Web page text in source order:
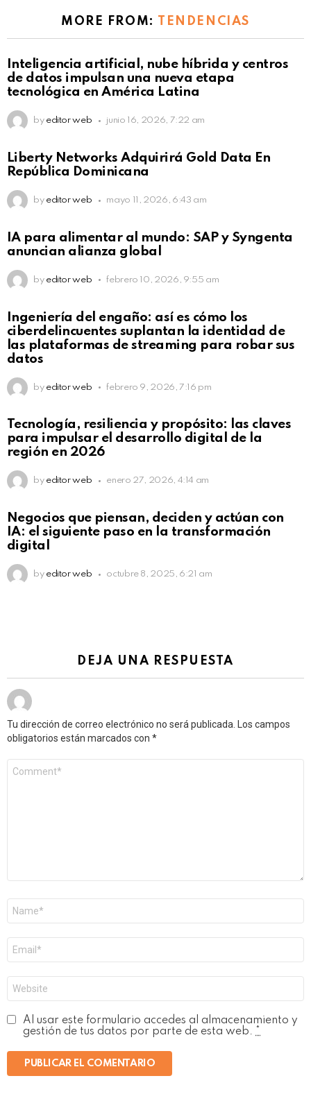
MORE FROM: TENDENCIAS
Not Safe For Work
Click to view this post
Inteligencia artificial, nube híbrida y centros
de datos impulsan una nueva etapa
tecnológica en América Latina
by editor web junio 16, 2026, 7:22 am
Click to view this post
Liberty Networks Adquirirá Gold Data En
República Dominicana
by editor web mayo 11, 2026, 6:43 am
Click to view this post
IA para alimentar al mundo: SAP y Syngenta
anuncian alianza global
by editor web febrero 10, 2026, 9:55 am
Click to view this post
Ingeniería del engaño: así es cómo los
ciberdelincuentes suplantan la identidad de
las plataformas de streaming para robar sus
datos
by editor web febrero 9, 2026, 7:16 pm
Not Safe For Work
Click to view this post
Tecnología, resiliencia y propósito: las claves
para impulsar el desarrollo digital de la
región en 2026
by editor web enero 27, 2026, 4:14 am
Click to view this post
Negocios que piensan, deciden y actúan con
IA: el siguiente paso en la transformación
digital
by editor web octubre 8, 2025, 6:21 am
DEJA UNA RESPUESTA
Tu dirección de correo electrónico no será publicada.
Los campos
obligatorios están marcados con *
electrónico
*
Al usar este formulario accedes al almacenamiento y
gestión de tus datos por parte de esta web.